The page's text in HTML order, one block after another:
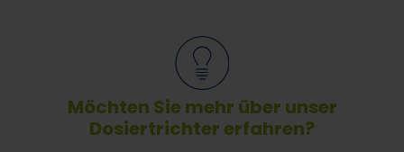
Möchten Sie mehr über unser
Dosiertrichter erfahren?